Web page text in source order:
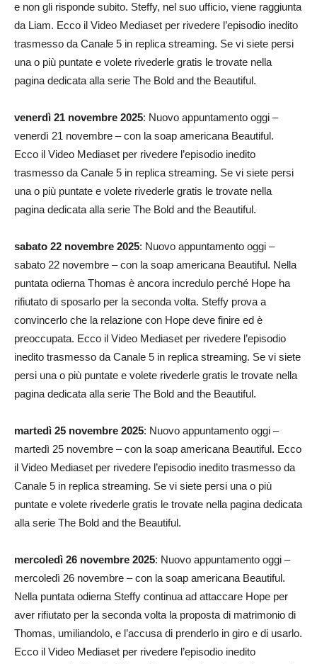
e non gli risponde subito. Steffy, nel suo ufficio, viene raggiunta
da Liam. Ecco il Video Mediaset per rivedere l’episodio inedito
trasmesso da Canale 5 in replica streaming. Se vi siete persi
una o più puntate e volete rivederle gratis le trovate nella
pagina dedicata alla serie The Bold and the Beautiful.
venerdì 21 novembre 2025: Nuovo appuntamento oggi –
venerdì 21 novembre – con la soap americana Beautiful.
Ecco il Video Mediaset per rivedere l’episodio inedito
trasmesso da Canale 5 in replica streaming. Se vi siete persi
una o più puntate e volete rivederle gratis le trovate nella
pagina dedicata alla serie The Bold and the Beautiful.
sabato 22 novembre 2025: Nuovo appuntamento oggi –
sabato 22 novembre – con la soap americana Beautiful. Nella
puntata odierna Thomas è ancora incredulo perché Hope ha
rifiutato di sposarlo per la seconda volta. Steffy prova a
convincerlo che la relazione con Hope deve finire ed è
preoccupata. Ecco il Video Mediaset per rivedere l’episodio
inedito trasmesso da Canale 5 in replica streaming. Se vi siete
persi una o più puntate e volete rivederle gratis le trovate nella
pagina dedicata alla serie The Bold and the Beautiful.
martedì 25 novembre 2025: Nuovo appuntamento oggi –
martedì 25 novembre – con la soap americana Beautiful. Ecco
il Video Mediaset per rivedere l’episodio inedito trasmesso da
Canale 5 in replica streaming. Se vi siete persi una o più
puntate e volete rivederle gratis le trovate nella pagina dedicata
alla serie The Bold and the Beautiful.
mercoledì 26 novembre 2025: Nuovo appuntamento oggi –
mercoledì 26 novembre – con la soap americana Beautiful.
Nella puntata odierna Steffy continua ad attaccare Hope per
aver rifiutato per la seconda volta la proposta di matrimonio di
Thomas, umiliandolo, e l’accusa di prenderlo in giro e di usarlo.
Ecco il Video Mediaset per rivedere l’episodio inedito